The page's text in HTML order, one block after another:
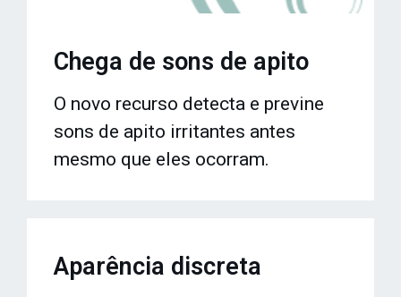
Chega de sons de apito
O novo recurso detecta e previne
sons de apito irritantes antes
mesmo que eles ocorram.
Aparência discreta